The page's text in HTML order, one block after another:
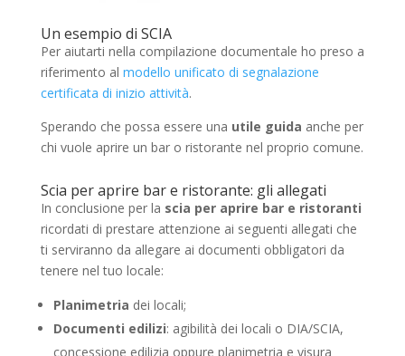
Un esempio di SCIA
Per aiutarti nella compilazione documentale ho preso a
riferimento al modello unificato di segnalazione
certificata di inizio attività.
Sperando che possa essere una utile guida anche per
chi vuole aprire un bar o ristorante nel proprio comune.
Scia per aprire bar e ristorante: gli allegati
In conclusione per la scia per aprire bar e ristoranti
ricordati di prestare attenzione ai seguenti allegati che
ti serviranno da allegare ai documenti obbligatori da
tenere nel tuo locale:
Planimetria dei locali;
Documenti edilizi: agibilità dei locali o DIA/SCIA,
concessione edilizia oppure planimetria e visura